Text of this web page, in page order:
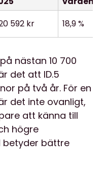
592 kr 18,9 %
nästan 10 700
det att ID.5
på två år. För en
det inte ovanligt,
att känna till
högre
betyder bättre